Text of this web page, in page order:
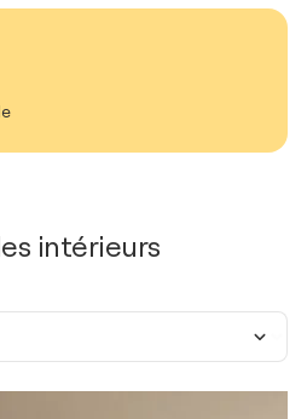
intérieurs